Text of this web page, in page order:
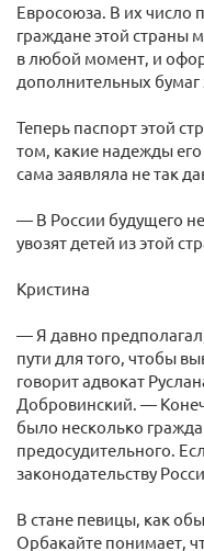
Евросоюза. В их число
граждане этой страны
в любой момент, и
дополнительных бумаг
Теперь паспорт этой
том, какие надежды
сама заявляла не так
— В России будущего
увозят детей из этой
Кристина
— Я давно
пути для того, чтобы
говорит адвокат
Добровинский. —
было несколько
предосудительного.
законодательству
В стане певицы, как
Орбакайте понимает,